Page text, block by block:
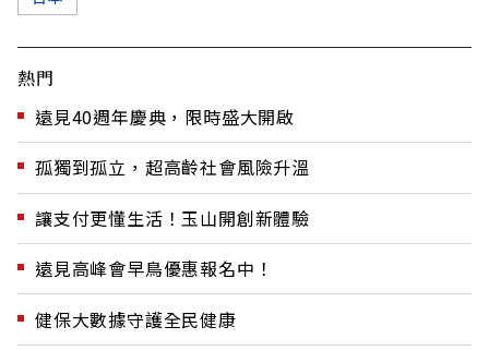
熱門
遠見40週年慶典，限時盛大開啟
孤獨到孤立，超高齡社會風險升溫
讓支付更懂生活！玉山開創新體驗
遠見高峰會早鳥優惠報名中！
健保大數據守護全民健康